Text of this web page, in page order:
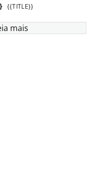
{{TITLE}}
mais